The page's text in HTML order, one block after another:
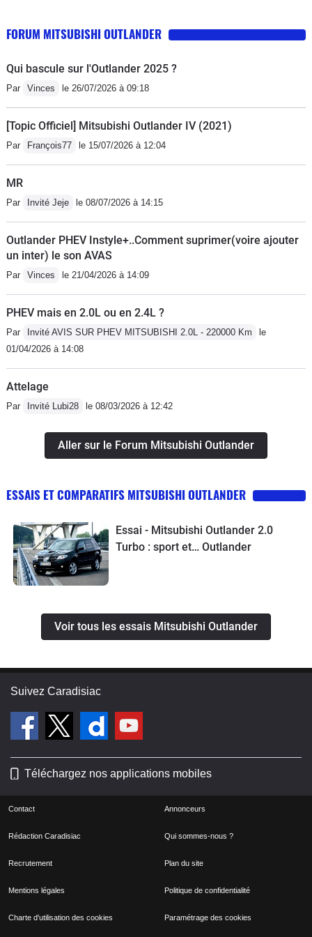
FORUM MITSUBISHI OUTLANDER
Qui bascule sur l'Outlander 2025 ?
Par Vinces le 26/07/2026 à 09:18
[Topic Officiel] Mitsubishi Outlander IV (2021)
Par François77 le 15/07/2026 à 12:04
MR
Par Invité Jeje le 08/07/2026 à 14:15
Outlander PHEV Instyle+..Comment suprimer(voire ajouter
un inter) le son AVAS
Par Vinces le 21/04/2026 à 14:09
PHEV mais en 2.0L ou en 2.4L ?
Par Invité AVIS SUR PHEV MITSUBISHI 2.0L - 220000 Km
le
01/04/2026 à 14:08
Attelage
Par Invité Lubi28 le 08/03/2026 à 12:42
Aller sur le Forum Mitsubishi Outlander
ESSAIS ET COMPARATIFS MITSUBISHI OUTLANDER
Essai - Mitsubishi Outlander 2.0
Turbo : sport et… Outlander
Voir tous les essais Mitsubishi Outlander
Suivez Caradisiac
Téléchargez nos applications mobiles
Contact Annonceurs
Rédaction Caradisiac Qui sommes-nous ?
Recrutement Plan du site
Mentions légales Politique de confidentialité
Charte d'utilisation des cookies Paramétrage des cookies